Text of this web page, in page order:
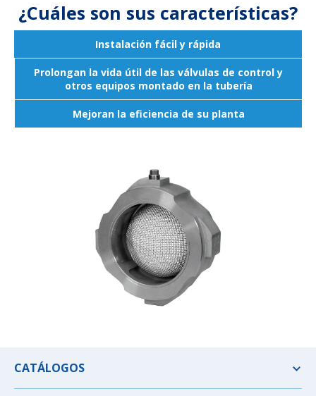
¿Cuáles son sus características?
Instalación fácil y rápida
Prolongan la vida útil de las válvulas de control y
otros equipos montado en la tubería
Mejoran la eficiencia de su planta
CATÁLOGOS